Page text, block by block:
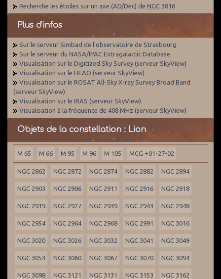
Recherche les étoiles sur un axe (AD/Dec) de NGC 3816
Plus d'infos
Sur le serveur Simbad de l'observatoire de Strasbourg
Sur le serveur du NASA/IPAC Extragalactic Database
Visualisation sur le Digitized Sky Survey (serveur SkyView)
Visualisation sur le HEAO (serveur SkyView)
Visualisation sur le ROSAT All-Sky X-ray Survey Broad Band
(serveur SkyView)
Visualisation sur le IRAS (serveur SkyView)
Visualisation à la fréquence de 408 MHz (serveur SkyView)
Objets de la constellation : Lion
M 65 M 66 M 95 M 96 M 105 MCG +01-27-02
NGC 2862 NGC 2872 NGC 2874 NGC 2882 NGC 2894
NGC 2903 NGC 2906 NGC 2911 NGC 2916 NGC 2918
NGC 2919 NGC 2927 NGC 2939 NGC 2943 NGC 2948
NGC 2954 NGC 2964 NGC 2968 NGC 2991 NGC 3016
NGC 3020 NGC 3026 NGC 3032 NGC 3041 NGC 3049
NGC 3053 NGC 3060 NGC 3067 NGC 3070 NGC 3094
NGC 3098 NGC 3121 NGC 3131 NGC 3153 NGC 3162